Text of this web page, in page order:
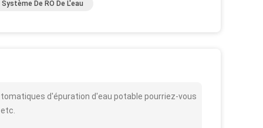
Système De RO De L'eau
d'épuration d'eau potable pourriez-vous